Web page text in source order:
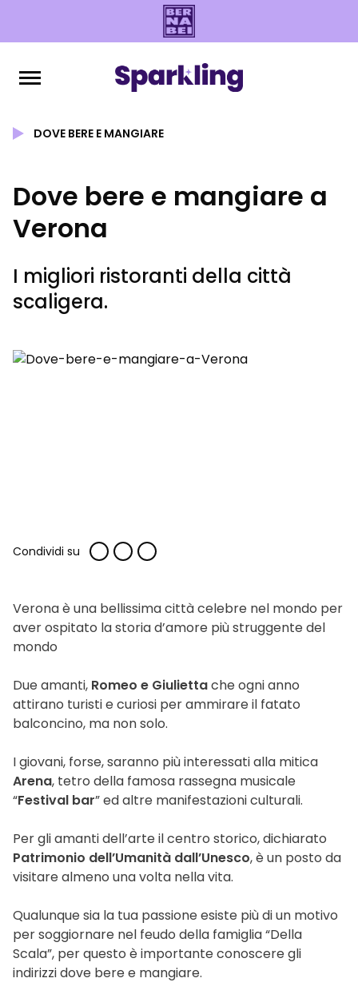
DOVE BERE E MANGIARE
Dove bere e mangiare a
Verona
I migliori ristoranti della città
scaligera.
Condividi su
Verona è una bellissima città celebre nel mondo per
aver ospitato la storia d’amore più struggente del
mondo
Due amanti, Romeo e Giuliettache ogni anno
attirano turisti e curiosi per ammirare il fatato
balconcino, ma non solo.
I giovani, forse, saranno più interessati alla mitica
Arena, tetro della famosa rassegna musicale
“Festival bar” ed altre manifestazioni culturali.
Per gli amanti dell’arte il centro storico, dichiarato
Patrimonio dell’Umanità dall’Unesco, è un posto da
visitare almeno una volta nella vita.
Qualunque sia la tua passione esiste più di un motivo
per soggiornare nel feudo della famiglia “Della
Scala”, per questo è importante conoscere gli
indirizzi dove bere e mangiare.